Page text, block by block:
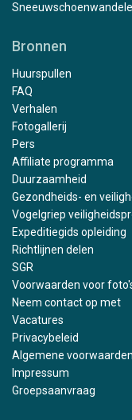
Bronnen
Huurspullen
FAQ
Verhalen
Fotogallerij
Pers
Affiliate programma
Duurzaamheid
Gezondheids- en
Vogelgriep
Expeditiegids opleiding
Richtlijnen delen
SGR
Voorwaarden voor
Neem contact op met
Vacatures
Privacybeleid
Algemene voorwaarden
Impressum
Groepsaanvraag